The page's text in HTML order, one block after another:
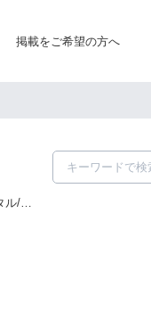
掲載をご希望の方へ
・医療機器の販売、メンテナンス及びレンタル ・介護用品・福祉用具の販売及びレンタル/住宅改修 ・健康関連製品、サービスの販売